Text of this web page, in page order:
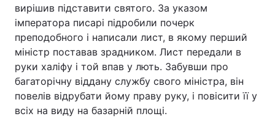
Цікавинки Погода
Екологія Регіони
Лонгріди
Відео з Youtube Статті
вирішив підставити святого. За указом
імператора писарі підробили почерк
преподобного і написали лист, в якому перший
міністр поставав зрадником. Лист передали в
руки халіфу і той впав у лють. Забувши про
багаторічну віддану службу свого міністра, він
повелів відрубати йому праву руку, і повісити її у
всіх на виду на базарній площі.